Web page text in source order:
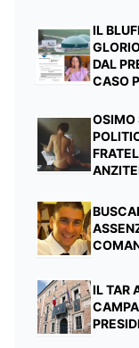
IL
DAL
CASO
OSIMO
IL TAR